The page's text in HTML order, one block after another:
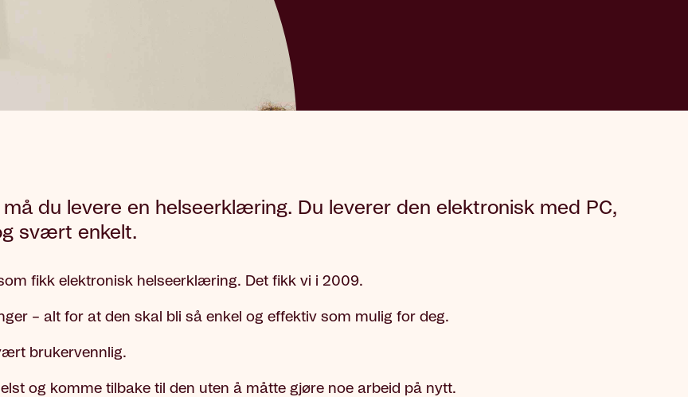
du levere en helseerklæring. Du leverer den elektronisk med PC,
svært enkelt.
fikk elektronisk helseerklæring. Det fikk vi i 2009.
– alt for at den skal bli så enkel og effektiv som mulig for deg.
brukervennlig.
og komme tilbake til den uten å måtte gjøre noe arbeid på nytt.